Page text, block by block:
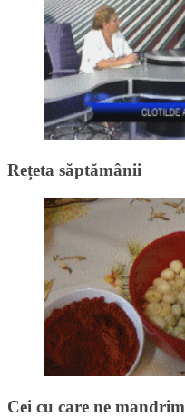
Rețeta săptămânii
Cei cu care ne mandrim